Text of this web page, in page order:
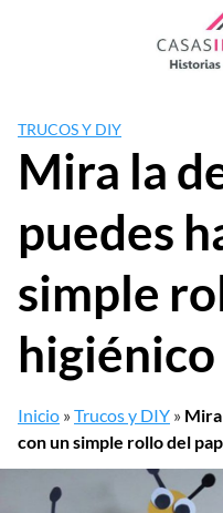
TRUCOS Y DIY
Mira la
puedes
simple
higiénico
Inicio »Trucos y DIY » Mira
con un simple rollo del